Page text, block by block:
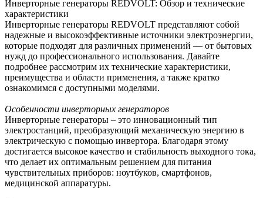
Инверторные генераторы REDVOLT: Обзор и технические
характеристики
Инверторные генераторы REDVOLT представляют собой
надежные и высокоэффективные источники электроэнергии,
которые подходят для различных применений — от бытовых
нужд до профессионального использования. Давайте
подробнее рассмотрим их технические характеристики,
преимущества и области применения, а также кратко
ознакомимся с доступными моделями.
Особенности инверторных генераторов
Инверторные генераторы – это инновационный тип
электростанций, преобразующий механическую энергию в
электрическую с помощью инвертора. Благодаря этому
достигается высокое качество и стабильность выходного тока,
что делает их оптимальным решением для питания
чувствительных приборов: ноутбуков, смартфонов,
медицинской аппаратуры.